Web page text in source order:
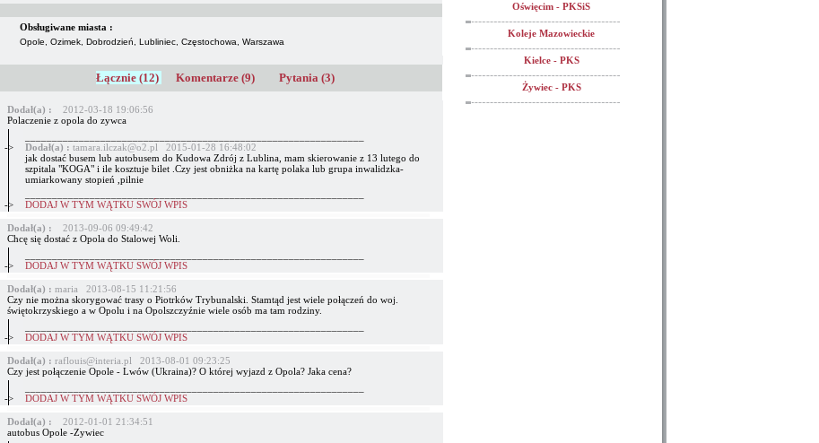
Obsługiwane miasta :
Opole, Ozimek, Dobrodzień, Lubliniec, Częstochowa, Warszawa
Łącznie (12) Komentarze (9) Pytania (3)
Dodał(a) :
2012-03-18 19:06:56
Polaczenie z opola do zywca
->
Dodał(a) : tamara.ilczak@o2.pl 2015-01-28 16:48:02
jak dostać busem lub autobusem do Kudowa Zdrój z Lublina, mam skierowanie z 13 lutego do
szpitala "KOGA" i ile kosztuje bilet .Czy jest obniżka na kartę polaka lub grupa inwalidzka-
umiarkowany stopień ,pilnie
->
DODAJ W TYM WĄTKU SWÓJ WPIS
Dodał(a) :
2013-09-06 09:49:42
Chcę się dostać z Opola do Stalowej Woli.
->
DODAJ W TYM WĄTKU SWÓJ WPIS
Dodał(a) : maria 2013-08-15 11:21:56
Czy nie można skorygować trasy o Piotrków Trybunalski. Stamtąd jest wiele połączeń do woj.
świętokrzyskiego a w Opolu i na Opolszczyźnie wiele osób ma tam rodziny.
->
DODAJ W TYM WĄTKU SWÓJ WPIS
Dodał(a) : raflouis@interia.pl 2013-08-01 09:23:25
Czy jest połączenie Opole - Lwów (Ukraina)? O której wyjazd z Opola? Jaka cena?
->
DODAJ W TYM WĄTKU SWÓJ WPIS
Dodał(a) :
2012-01-01 21:34:51
autobus Opole -Zywiec
Oświęcim - PKSiS
Koleje Mazowieckie
Kielce - PKS
Żywiec - PKS